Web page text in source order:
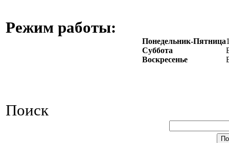
Режим работы:
Понедельник-Пятница
Суббота
Воскресенье
Поиск